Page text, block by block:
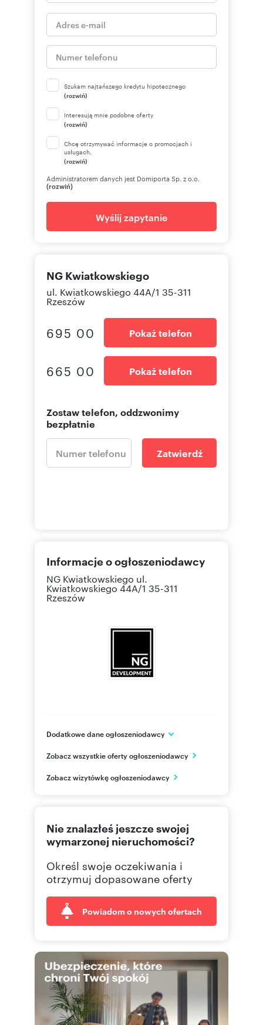
Szukam najtańszego kredytu hipotecznego
(rozwiń)
Interesują mnie podobne oferty
(rozwiń)
Chcę otrzymywać informacje o promocjach i
usługach.
(rozwiń)
Administratorem danych jest Domiporta Sp. z o.o.
(rozwiń)
Wyślij zapytanie
NG Kwiatkowskiego
ul. Kwiatkowskiego 44A/1 35-311
Rzeszów
695 00 Pokaż telefon
665 00 Pokaż telefon
Zostaw telefon, oddzwonimy
bezpłatnie
Zatwierdź
Informacje o ogłoszeniodawcy
NG Kwiatkowskiego ul.
Kwiatkowskiego 44A/1 35-311
Rzeszów
Dodatkowe dane ogłoszeniodawcy
ul. Kwiatkowskiego 44A/1
podkarpackie
665 00 Pokaż telefon
695 00 Pokaż telefon
Zobacz wszystkie oferty ogłoszeniodawcy
Zobacz wizytówkę ogłoszeniodawcy
Nie znalazłeś jeszcze swojej
wymarzonej nieruchomości?
Określ swoje oczekiwania i
otrzymuj dopasowane oferty
Powiadom o nowych ofertach